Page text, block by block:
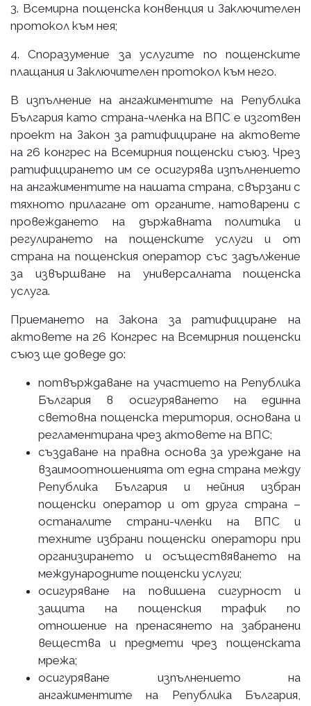
3. Всемирна пощенска конвенция и Заключителен
протокол към нея;
4. Споразумение за услугите по пощенските
плащания и Заключителен протокол към него.
В изпълнение на ангажиментите на Република
България като страна-членка на ВПС е изготвен
проект на Закон за ратифициране на актовете
на 26 конгрес на Всемирния пощенски съюз. Чрез
ратифицирането им се осигурява изпълнението
на ангажиментите на нашата страна, свързани с
тяхното прилагане от органите, натоварени с
провеждането на държавната политика и
регулирането на пощенските услуги и от
страна на пощенския оператор със задължение
за извършване на универсалната пощенска
услуга.
Приемането на Закона за ратифициране на
актовете на 26 Конгрес на Всемирния пощенски
съюз ще доведе до:
потвърждаване на участието на Република
България в осигуряването на единна
световна пощенска територия, основана и
регламентирана чрез актовете на ВПС;
създаване на правна основа за уреждане на
взаимоотношенията от една страна между
Република България и нейния избран
пощенски оператор и от друга страна –
останалите страни-членки на ВПС и
техните избрани пощенски оператори при
организирането и осъществяването на
международните пощенски услуги;
осигуряване на повишена сигурност и
защита на пощенския трафик по
отношение на пренасянето на забранени
вещества и предмети чрез пощенската
мрежа;
осигуряване изпълнението на
ангажиментите на Република България,